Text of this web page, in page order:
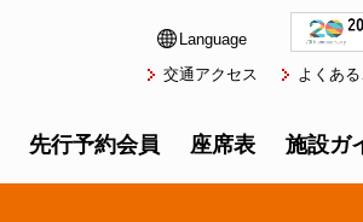
Language
交通アクセス
よくあ
先行予約会員 座席表 施設ガ